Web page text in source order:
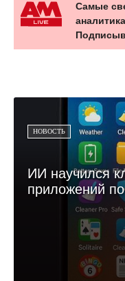
Самые
НОВОСТЬ
ИИ научился
приложений